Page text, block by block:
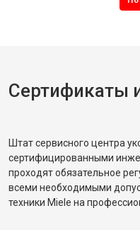
Сертификаты
Штат сервисного центра
сертифицированными
проходят обязательное
всеми необходимыми
техники Miele на